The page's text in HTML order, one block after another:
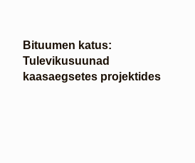
Bituumen katus:
Tulevikusuunad
kaasaegsetes projektides